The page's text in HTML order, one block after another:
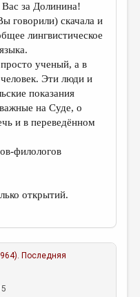
за Долинина!
говорили) скачала и
лингвистическое
ученый, а в
Эти люди и
показания
на Суде, о
и в переведённом
филологов
открытий.
Последняя